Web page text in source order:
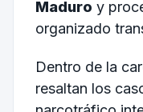
Maduro y
organizado
Dentro de la
resaltan los